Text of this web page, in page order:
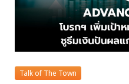
Talk of The Town